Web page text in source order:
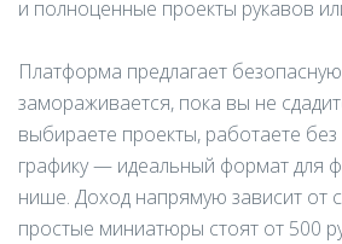
и полноценные проекты рукавов
Платформа предлагает безопасную
замораживается, пока вы не
выбираете проекты, работаете без
графику — идеальный формат для
нише. Доход напрямую зависит от
простые миниатюры стоят от 500